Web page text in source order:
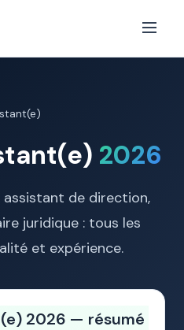
2026
de direction,
juridique : tous les
et expérience.
2026 — résumé